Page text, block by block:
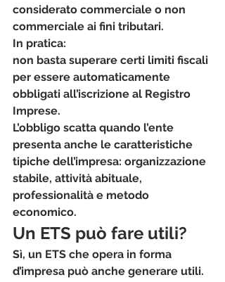
considerato commerciale o non
commerciale ai fini tributari.
In pratica:
non basta superare certi limiti fiscali
per essere automaticamente
obbligati all’iscrizione al Registro
Imprese.
L’obbligo scatta quando l’ente
presenta anche le caratteristiche
tipiche dell’impresa: organizzazione
stabile, attività abituale,
professionalità e metodo
economico.
Un ETS può fare utili?
Sì, un ETS che opera in forma
d’impresa può anche generare utili.